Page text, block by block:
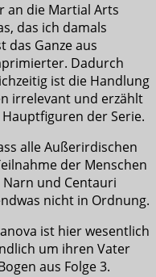
an die Martial Arts
das ich damals
das Ganze aus
Dadurch
ist die Handlung
irrelevant und erzählt
der Serie.
alle Außerirdischen
der Menschen
und Centauri
nicht in Ordnung.
ist hier wesentlich
um ihren Vater
aus Folge 3.